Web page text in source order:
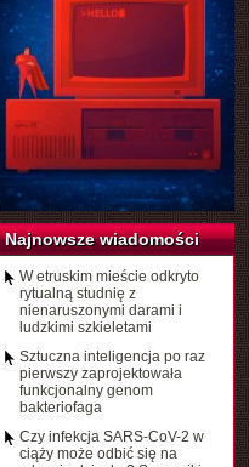
Najnowsze wiadomości
W etruskim mieście odkryto
rytualną studnię z
nienaruszonymi darami i
ludzkimi szkieletami
Sztuczna inteligencja po raz
pierwszy zaprojektowała
funkcjonalny genom
bakteriofaga
Czy infekcja SARS-CoV-2 w
ciąży może odbić się na